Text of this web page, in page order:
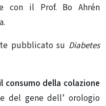
con il Prof. Bo Ahrén
pubblicato su Diabetes
il consumo della colazione
del gene dell’ orologio